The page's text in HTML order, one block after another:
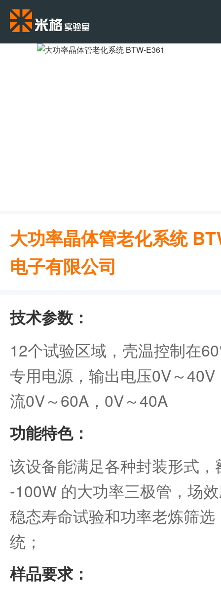
大功率晶体管老化系统
电子有限公司
技术参数：
12个试验区域，壳温控制
专用电源，输出电压0V～
流0V～60A，0V～40A
功能特色：
该设备能满足各种封装形式
-100W 的大功率三极管，场
稳态寿命试验和功率老炼筛
统；
样品要求：